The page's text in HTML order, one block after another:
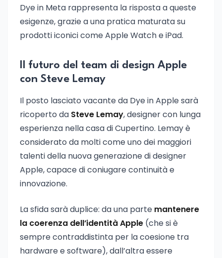
Dye in Meta rappresenta la risposta a queste
esigenze, grazie a una pratica maturata su
prodotti iconici come Apple Watch e iPad.
Il futuro del team di design Apple
con Steve Lemay
Il posto lasciato vacante da Dye in Apple sarà
ricoperto da Steve Lemay, designer con lunga
esperienza nella casa di Cupertino. Lemay è
considerato da molti come uno dei maggiori
talenti della nuova generazione di designer
Apple, capace di coniugare continuità e
innovazione.
La sfida sarà duplice: da una parte mantenere
la coerenza dell’identità Apple (che si è
sempre contraddistinta per la coesione tra
hardware e software), dall’altra essere